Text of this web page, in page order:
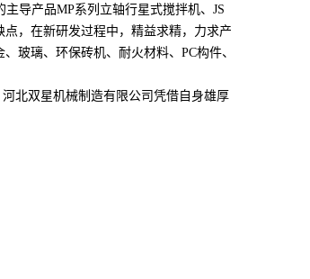
导产品MP系列立轴行星式搅拌机、JS
，在新研发过程中，精益求精，力求产
玻璃、环保砖机、耐火材料、PC构件、
北双星机械制造有限公司凭借自身雄厚